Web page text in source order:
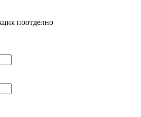
поотделно